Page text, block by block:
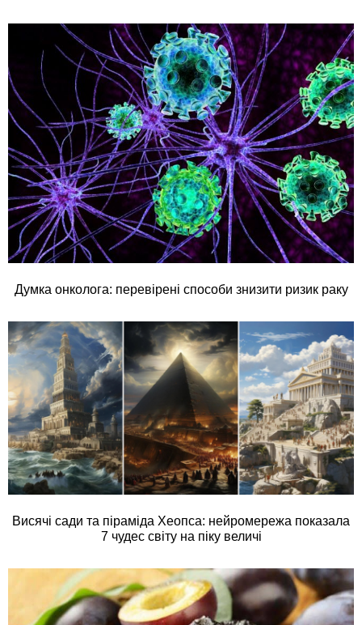
Думка онколога: перевірені способи знизити ризик раку
Висячі сади та піраміда Хеопса: нейромережа показала
7 чудес світу на піку величі